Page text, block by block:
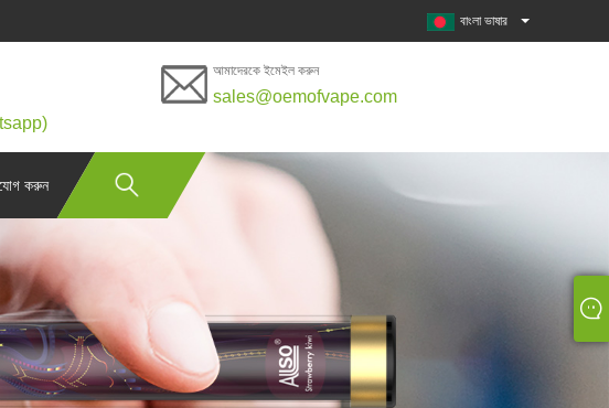
বাংলা ভাষার
আমাদেরকে ইমেইল করুন
sales@oemofvape.com
করুন